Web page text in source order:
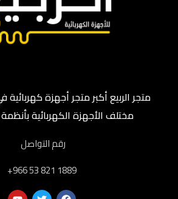
متجر الربيع أكبر متجر أجهزة
مختلف الأجهزة الكهربائية
رقم التواصل
‎+966 53 821 1889